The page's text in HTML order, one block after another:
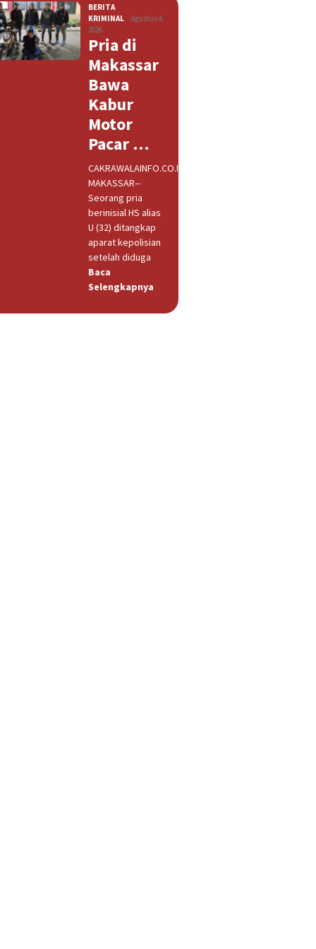
BERITA
KRIMINAL
Agustus 4,
2026
Pria di
Makassar
Bawa
Kabur
Motor
Pacar …
CAKRAWALAINFO.CO.ID,
MAKASSAR--
Seorang pria
berinisial HS alias
U (32) ditangkap
aparat kepolisian
setelah diduga
Baca
Selengkapnya